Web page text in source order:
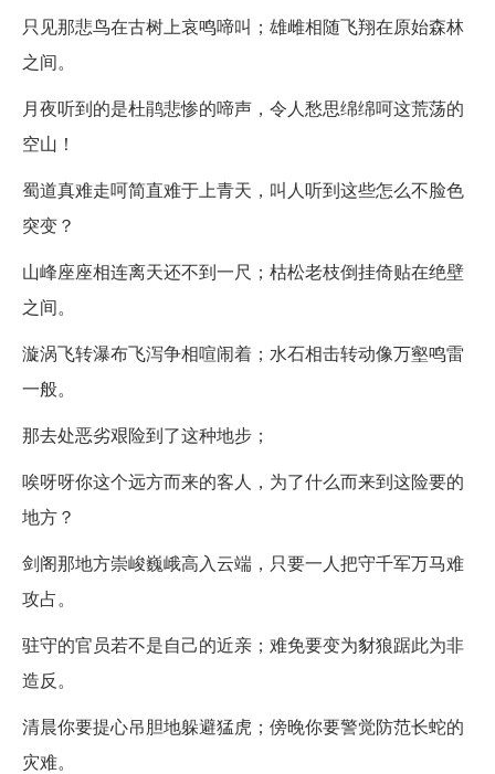
只见那悲鸟在古树上哀鸣啼叫；雄雌相随飞翔在原始森林
之间。
月夜听到的是杜鹃悲惨的啼声，令人愁思绵绵呵这荒荡的
空山！
蜀道真难走呵简直难于上青天，叫人听到这些怎么不脸色
突变？
山峰座座相连离天还不到一尺；枯松老枝倒挂倚贴在绝壁
之间。
漩涡飞转瀑布飞泻争相喧闹着；水石相击转动像万壑鸣雷
一般。
那去处恶劣艰险到了这种地步；
唉呀呀你这个远方而来的客人，为了什么而来到这险要的
地方？
剑阁那地方崇峻巍峨高入云端，只要一人把守千军万马难
攻占。
驻守的官员若不是自己的近亲；难免要变为豺狼踞此为非
造反。
清晨你要提心吊胆地躲避猛虎；傍晚你要警觉防范长蛇的
灾难。